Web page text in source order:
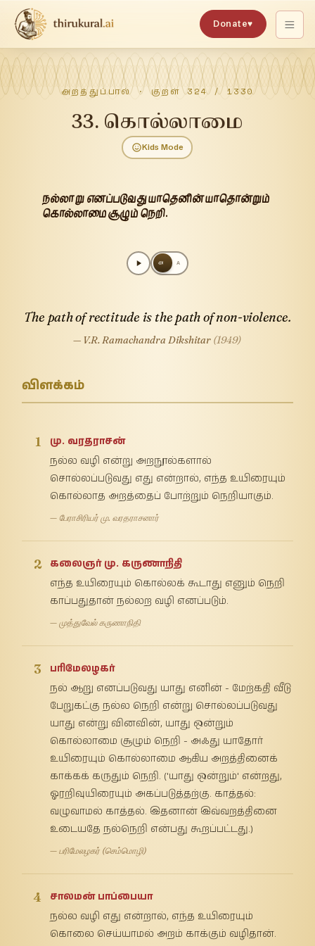
Donate♥
அறத்துப்பால்· குறள்324/ 1330
33.கொல்லாமை
Kids Mode
நல்லாறு எனப்படுவது யாதெனின் யாதொன்றும்
கொல்லாமை சூழும் நெறி.
அ A
The path of rectitude is the path of non-violence.
— V.R. Ramachandra Dikshitar (1949)
விளக்கம்
1
மு. வரதராசன்
நல்ல வழி என்று அறநூல்களால்
சொல்லப்படுவது எது என்றால், எந்த உயிரையும்
கொல்லாத அறத்தைப் போற்றும் நெறியாகும்.
— பேராசிரியர் மு. வரதராசனார்
2
கலைஞர் மு. கருணாநிதி
எந்த உயிரையும் கொல்லக் கூடாது எனும் நெறி
காப்பதுதான் நல்லற வழி எனப்படும்.
— முத்துவேல் கருணாநிதி
3
பரிமேலழகர்
நல் ஆறு எனப்படுவது யாது எனின் - மேற்கதி வீடு
பேறுகட்கு நல்ல நெறி என்று சொல்லப்படுவது
யாது என்று வினவின், யாது ஒன்றும்
கொல்லாமை சூழும் நெறி - அஃது யாதோர்
உயிரையும் கொல்லாமை ஆகிய அறத்தினைக்
காக்கக் கருதும் நெறி. ('யாது ஒன்றும்' என்றது,
ஓரறிவுயிரையும் அகப்படுத்தற்கு. காத்தல்:
வழுவாமல் காத்தல். இதனான் இவ்வறத்தினை
உடையதே நல்நெறி என்பது கூறப்பட்டது.)
— பரிமேலழகர் (செம்மொழி)
4
சாலமன் பாப்பையா
நல்ல வழி எது என்றால், எந்த உயிரையும்
கொலை செய்யாமல் அறம் காக்கும் வழிதான்.